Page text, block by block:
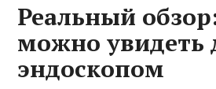
Реальный
можно
эндоскопом